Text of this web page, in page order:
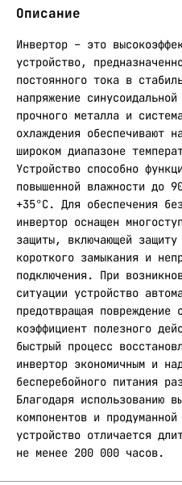
Описание
Инвертор – это
устройство,
постоянного тока в
напряжение
прочного металла и
охлаждения обеспечивают
широком диапазоне
Устройство способно
повышенной влажности до
+35°C. Для обеспечения
инвертор оснащен
защиты, включающей
короткого замыкания и
подключения. При
ситуации устройство
предотвращая повреждение
коэффициент полезного
быстрый процесс
инвертор экономичным и
бесперебойного питания
Благодаря использованию
компонентов и
устройство отличается
не менее 200 000 часов.